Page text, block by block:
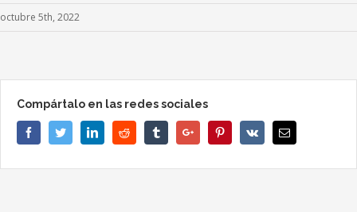
octubre 5th, 2022
Compártalo en las redes sociales
FacebookTwitterLinkedinReddit TumblrGoogle+ PinterestVk Email